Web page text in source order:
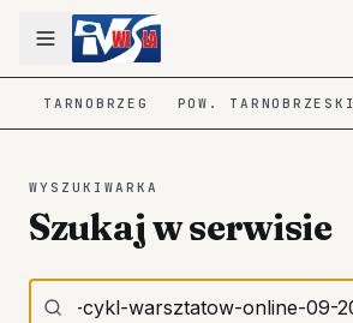
TARNOBRZEG POW. TARNOBRZESKI
WYSZUKIWARKA
Szukaj w serwisie